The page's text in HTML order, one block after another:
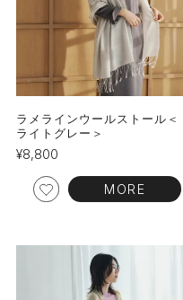
ラメラインウールストール＜
ライトグレー＞
¥8,800
MORE